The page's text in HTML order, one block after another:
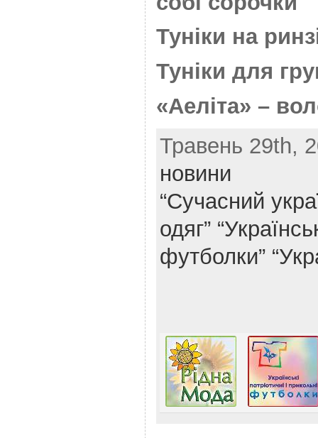
Туніки на
Туніки для
«Аеліта» –
Травень 29th,
новини
“Сучасний
одяг”
футболки”